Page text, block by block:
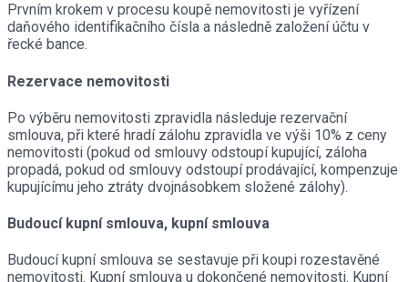
Prvním krokem v procesu koupě nemovitosti je vyřízení
daňového identifikačního čísla a následně založení účtu v
řecké bance.
Rezervace nemovitosti
Po výběru nemovitosti zpravidla následuje rezervační
smlouva, při které hradí zálohu zpravidla ve výši 10% z ceny
nemovitosti (pokud od smlouvy odstoupí kupující, záloha
propadá, pokud od smlouvy odstoupí prodávající, kompenzuje
kupujícímu jeho ztráty dvojnásobkem složené zálohy).
Budoucí kupní smlouva, kupní smlouva
Budoucí kupní smlouva se sestavuje při koupi rozestavěné
nemovitosti. Kupní smlouva u dokončené nemovitosti. Kupní